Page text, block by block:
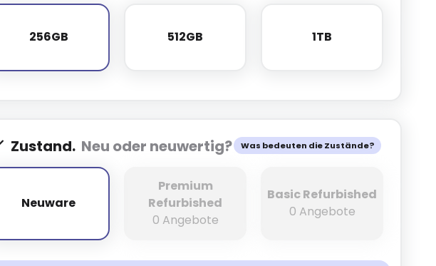
256GB
256GB 512GB
512GB 1TB
1TB
Was bedeuten die Zustände?
Zustand. Neu oder neuwertig?
Neuware
Neuware
Premium
Refurbished
0 Angebote
Basic Refurbished
0 Angebote